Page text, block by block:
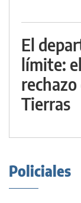
El
límite:
Tierras
Policiales